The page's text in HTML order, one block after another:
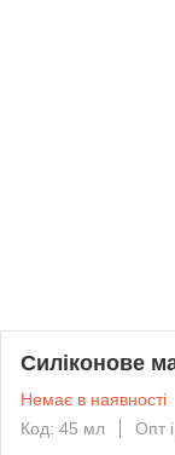
Силіконове
Немає в наявності
Код: 45 мл
Опт